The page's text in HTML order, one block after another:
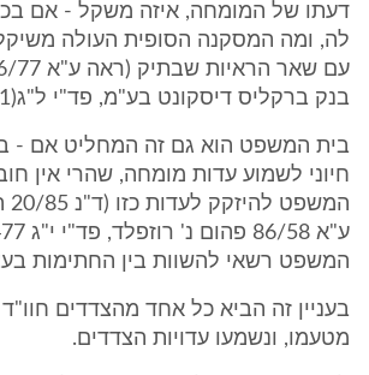
דעתו של המומחה, איזה משקל - אם
לה, ומה המסקנה הסופית העולה
בנק ברקליס דיסקונט בע"מ, פד"י ל"ג(1), 715, 719).
בית המשפט הוא גם זה המחליט אם -
חיוני לשמוע עדות מומחה, שהרי אין
המשפט רשאי להשוות בין החתימות
בעניין זה הביא כל אחד מהצדדים
מטעמו, ונשמעו עדויות הצדדים.